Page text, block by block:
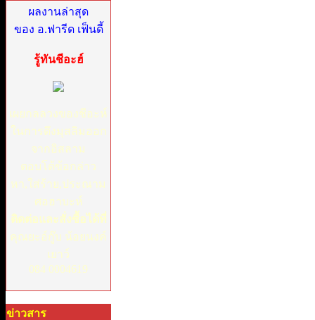
ผลงานล่าสุด
ของ อ.ฟารีด เฟ็นดี้
รู้ทันชีอะฮ์
เผยกลลวงของชีอะห์
ในการดึงมุสลิมออก
จากอิสลาม
ตอบโต้ข้อกล่าว
หา,ใส่ร้าย,ประณาม
ศอฮาบะห์
ติดต่อและสั่งซื้อได้ที่
คุณยะอ์กู๊บ น้อยนงค์
เยาว์
084 0004619
ข่าวสาร